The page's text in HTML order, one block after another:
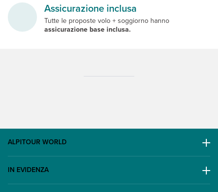
Assicurazione inclusa
Tutte le proposte volo + soggiorno hanno
assicurazione base inclusa.
ALPITOUR WORLD
AWARD
IN EVIDENZA
Escursioni